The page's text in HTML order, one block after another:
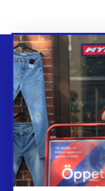
Webbshop
Butiker
Lämna in
Vårt överskott
Inlämningsplatser
Om Myrorna
Lediga jobb
Pressrum